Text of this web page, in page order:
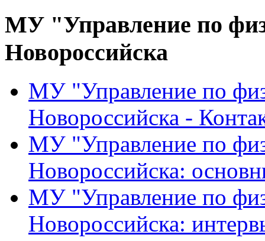
МУ "Управление по
Новороссийска
МУ "Управление по
Новороссийска -
МУ "Управление по
Новороссийска:
МУ "Управление по
Новороссийска: